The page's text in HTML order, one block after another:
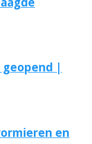
geopend |
en